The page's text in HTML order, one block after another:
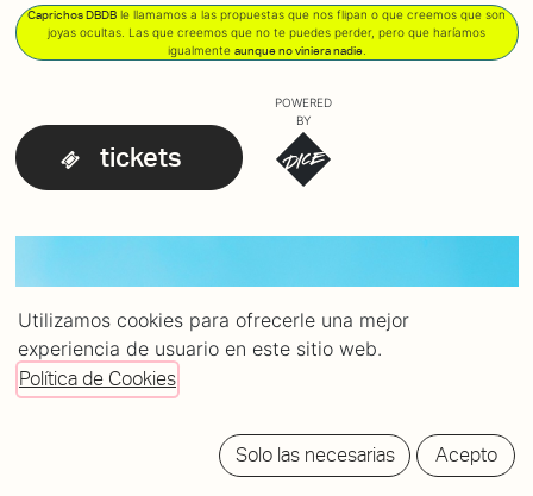
Caprichos DBDB le llamamos a las propuestas que nos flipan o que creemos que son
joyas ocultas. Las que creemos que no te puedes perder, pero que haríamos
igualmente aunque no viniera nadie.
tickets
POWERED
BY
Utilizamos cookies para ofrecerle una mejor
experiencia de usuario en este sitio web.
Política de Cookies
Solo las necesarias Acepto